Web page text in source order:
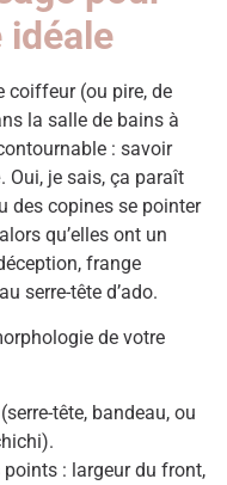
coiffeur (ou pire, de
la salle de bains à
: savoir
. Oui, je sais, ça paraît
des copines se pointer
qu’elles ont un
frange
serre-tête d’ado.
de votre
(serre-tête, bandeau, ou
points : largeur du front,